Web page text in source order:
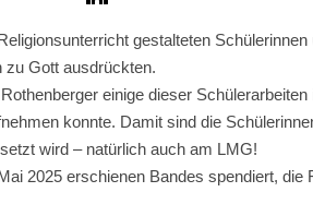
gestalteten
zu Gott ausdrückten.
einige dieser
konnte. Damit sind die
wird – natürlich auch am LMG!
2025 erschienen Bandes spendiert,